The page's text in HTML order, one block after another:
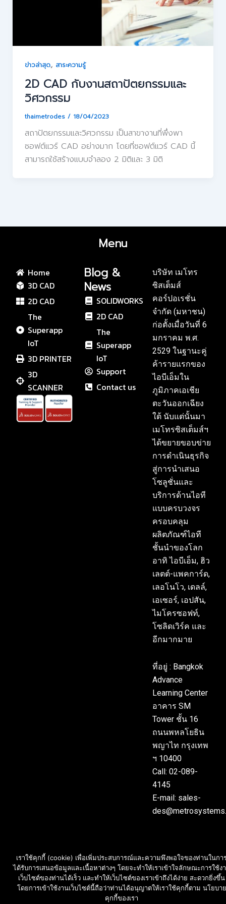
ข่าวล่าสุด, สาระความรู้
2D CAD กับงานสถาปัตยกรรมและ
วิศวกรรม
thaimetrodes / 18/04/2023
สถาปัตยกรรมและวิศวกรรม เป็นสาขางานที่พึ่งพา
ซอฟต์แวร์ CAD อย่างมาก โดยที่ซอฟต์แวร์ CAD นี้
สามารถใช้สร้างแบบจำลอง 2 มิติและ 3 มิติ
Menu
Home
3D CAD
2D CAD
The
Superapp
IoT
3D PRINTER
3D
SCANNER
Blog &
News
SOLIDWORKS
2D CAD
The
Superapp
IoT
Support
Contact us
บริษัท เมโทร
ซิสเต็มส์
คอร์ปอเรชั่น
จำกัด (มหาชน)
ก่อตั้งเมื่อวันที่ 6
มกราคม พ.ศ.
2529 ในฐานะคู่
ค้ารายแรกของ
ไอบีเอ็มใน
ภูมิภาคเอเชีย
ตะวันออกเฉียง
ใต้ นับแต่นั้นมา
เมโทรซิสเต็มส์ฯ
ได้ขยายขอบข่าย
การดำเนินธุรกิจ
สู่การนำเสนอ
โซลูชั่นและ
บริการด้านไอที
แบบครบวงจร
ครอบคลุม
ผลิตภัณฑ์ไอที
ชั้นนำของโลก
อาทิ ไอบีเอ็ม, ฮิว
เลตต์-แพคการ์ด,
เลอโนโว, เดลล์,
เอเซอร์, เอปสัน,
ไมโครซอฟท์,
โซลิดเวิร์ค และ
อีกมากมาย
ที่อยู่ : Bangkok
Advance
Learning Center
อาคาร SM
Tower ชั้น 16
ถนนพหลโยธิน
พญาไท กรุงเทพ
ฯ 10400
Call: 02-089-
4145
E-mail: sales-
เราใช้คุกกี้ (cookie) เพื่อเพิ่มประสบการณ์และความพึงพอใจของท่านในกา
ได้รับการเสนอข้อมูลและเนื้อหาต่างๆ โดยจะทำให้เราเข้าใจลักษณะการใช้ง
เว็บไซต์ของท่านได้เร็ว และทำให้เว็บไซต์ของเราเข้าถึงได้ง่าย สะดวกยิ่งขึ้น
โดยการเข้าใช้งานเว็บไซต์นี้ถือว่าท่านได้อนุญาตให้เราใช้คุกกี้ตาม นโยบาย
คุกกี้ของเรา